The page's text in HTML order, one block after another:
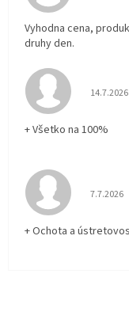
Vyhodna cena,
druhy den.
14.7.2026
+ Všetko na 100%
7.7.2026
+ Ochota a